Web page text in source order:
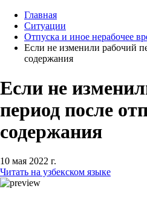
Главная
Ситуации
Отпуска и иное нерабочее
Если не изменили рабочий
содержания
Если не
период после
содержания
10 мая 2022 г.
Читать на узбекском языке